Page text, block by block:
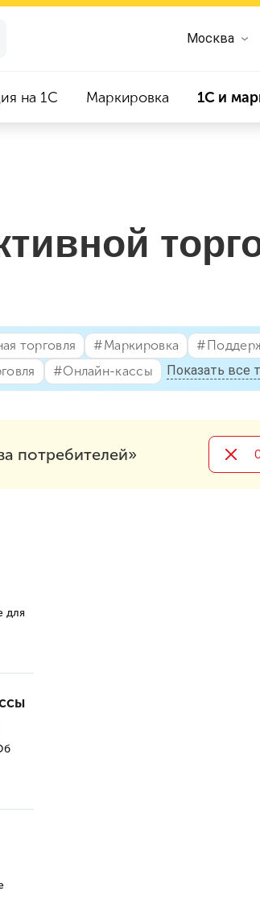
Москва
на 1С Маркировка 1С и
торговля #⁣Маркировка
#⁣Онлайн-кассы Показать все
потребителей»
для